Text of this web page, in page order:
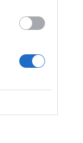
Futebol 4 de Agosto, 2026